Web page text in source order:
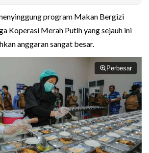
program Makan Bergizi
Koperasi Merah Putih yang sejauh ini
anggaran sangat besar.
Perbesar